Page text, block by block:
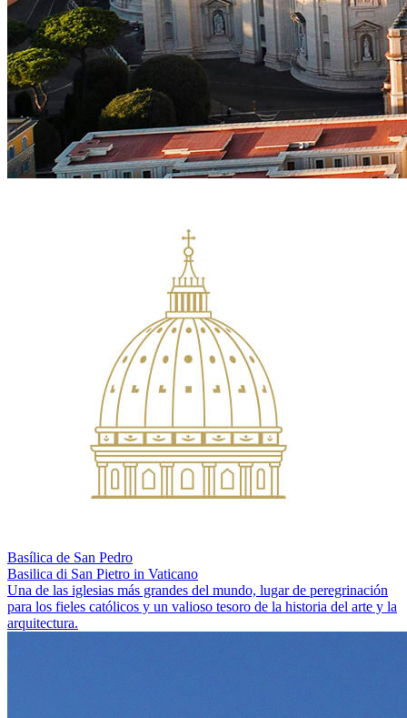
Basílica de San Pedro
Basilica di San Pietro in Vaticano
Una de las iglesias más grandes del mundo, lugar de peregrinación
para los fieles católicos y un valioso tesoro de la historia del arte y la
arquitectura.